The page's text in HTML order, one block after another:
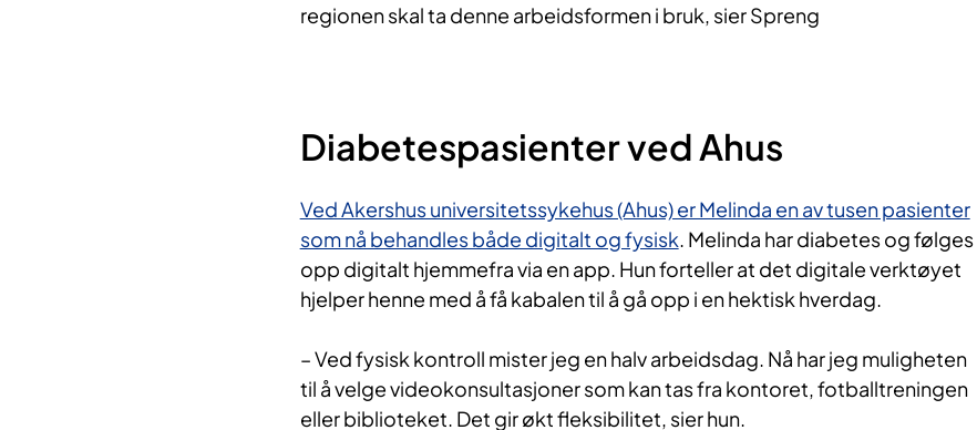
regionen skal ta denne arbeidsformen i bruk, sier Spreng
Diabetespasienter ved Ahus
Ved Akershus universitetssykehus (Ahus) er Melinda en av tusen pasienter
som nå behandles både digitalt og fysisk. Melinda har diabetes og følges
opp digitalt hjemmefra via en app. Hun forteller at det digitale verktøyet
hjelper henne med å få kabalen til å gå opp i en hektisk hverdag.
– Ved fysisk kontroll mister jeg en halv arbeidsdag. Nå har jeg muligheten
til å velge videokonsultasjoner som kan tas fra kontoret, fotballtreningen
eller biblioteket. Det gir økt fleksibilitet, sier hun.